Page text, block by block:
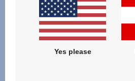
Yes please